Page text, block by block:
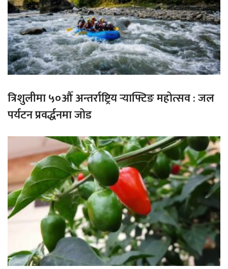
त्रिशुलीमा ५०औँ अन्तर्राष्ट्रिय र्‍याफ्टिङ महोत्सव : जल
पर्यटन प्रवर्द्धनमा जोड